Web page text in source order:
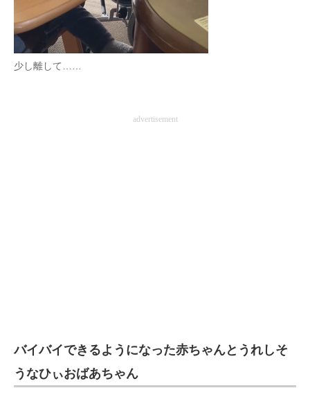
少し離して……
advertisement
バイバイできるようになった赤ちゃんとうれしそ
うなひぃおばあちゃん